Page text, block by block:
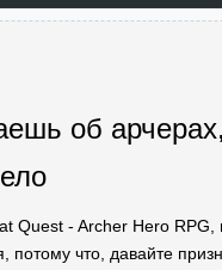
об
Quest - Archer Hero RPG,
потому что, давайте